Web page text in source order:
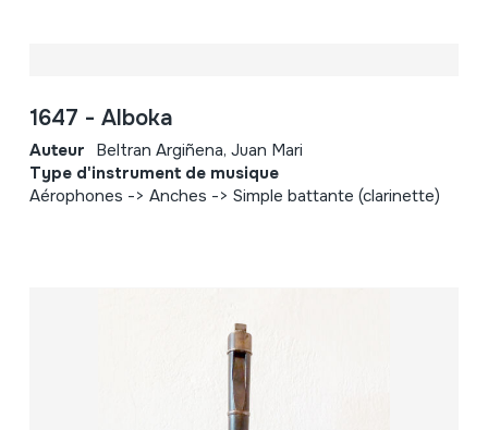
1647 - Alboka
Auteur Beltran Argiñena, Juan Mari
Type d'instrument de musique
Aérophones -> Anches -> Simple battante (clarinette)